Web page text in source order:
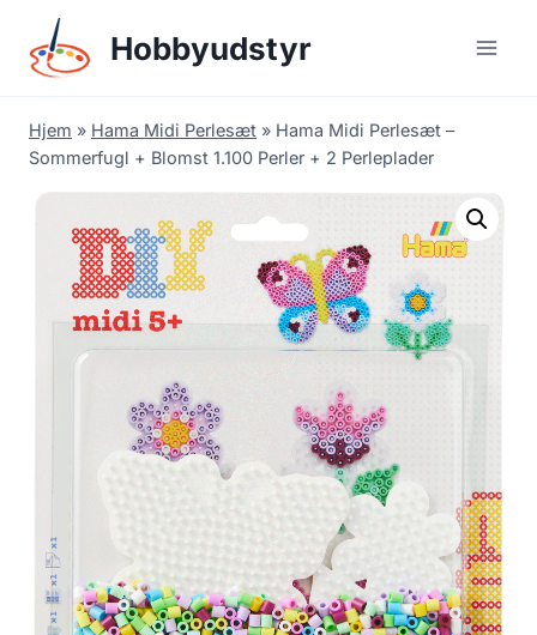
content
Hobbyudstyr
Hjem » Hama Midi Perlesæt » Hama Midi Perlesæt –
Sommerfugl + Blomst 1.100 Perler + 2 Perleplader